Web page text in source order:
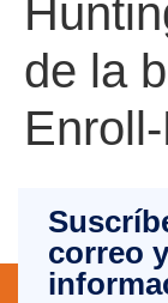
de la
correo